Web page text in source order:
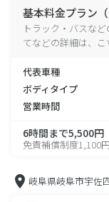
基本料金プラン（
トラック・バスな
てなどの詳細は、こ
代表車種
ボディタイプ
営業時間
6時間まで5,500円
免責補償制度1,100円
岐阜県岐阜市宇佐